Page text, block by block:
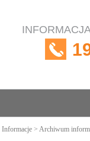
Informacje > Archiwum